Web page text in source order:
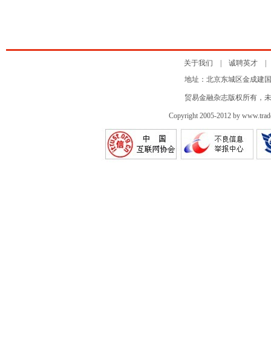
关于我们 诚聘英才
地址：北京东城区金成建
贸易金融杂志版权所有，
Copyright 2005-2012 by